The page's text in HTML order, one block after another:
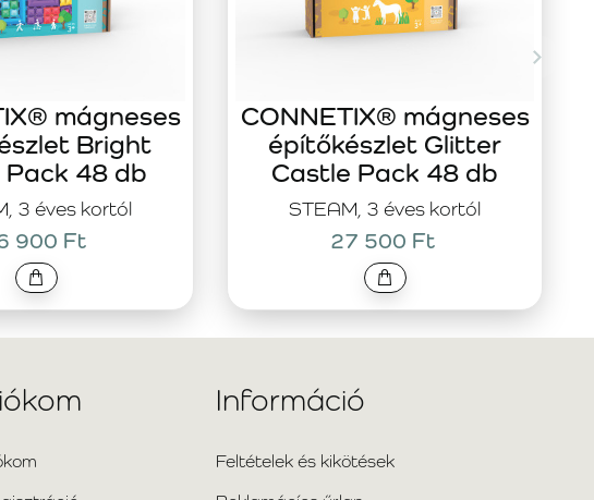
3 éves kortól
mágneses
Bright
48 db
900 Ft
STEAM, 3 éves kortól
CONNETIX® mágneses
építőkészlet Glitter
Castle Pack 48 db
27 500 Ft
Információ
Feltételek és kikötések